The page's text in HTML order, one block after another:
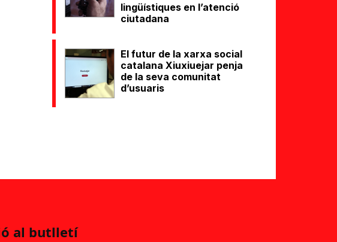
lingüístiques en l’atenció
ciutadana
El futur de la xarxa social
catalana Xiuxiuejar penja
de la seva comunitat
d’usuaris
al butlletí